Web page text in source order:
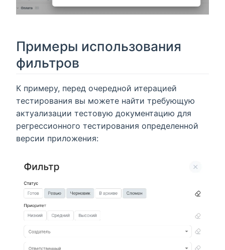
Примеры использования
фильтров
К примеру, перед очередной итерацией
тестирования вы можете найти требующую
актуализации тестовую документацию для
регрессионного тестирования определенной
версии приложения: